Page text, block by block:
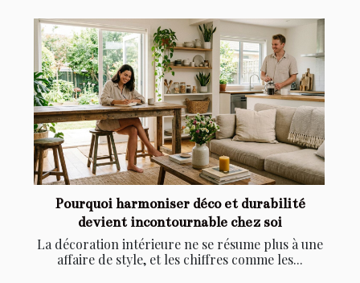
Pourquoi harmoniser déco et durabilité
devient incontournable chez soi
La décoration intérieure ne se résume plus à une
affaire de style, et les chiffres comme les...